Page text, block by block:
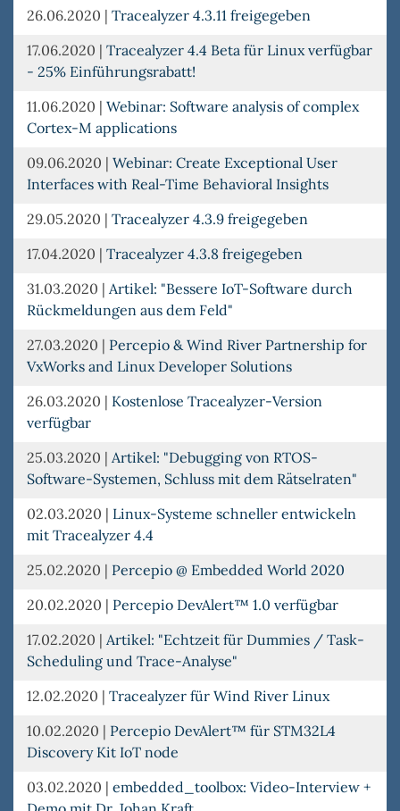
26.06.2020 | Tracealyzer 4.3.11 freigegeben
17.06.2020 | Tracealyzer 4.4 Beta für Linux verfügbar
- 25% Einführungsrabatt!
11.06.2020 | Webinar: Software analysis of complex
Cortex-M applications
09.06.2020 | Webinar: Create Exceptional User
Interfaces with Real-Time Behavioral Insights
29.05.2020 | Tracealyzer 4.3.9 freigegeben
17.04.2020 | Tracealyzer 4.3.8 freigegeben
31.03.2020 | Artikel: "Bessere IoT-Software durch
Rückmeldungen aus dem Feld"
27.03.2020 | Percepio & Wind River Partnership for
VxWorks and Linux Developer Solutions
26.03.2020 | Kostenlose Tracealyzer-Version
verfügbar
25.03.2020 | Artikel: "Debugging von RTOS-
Software-Systemen, Schluss mit dem Rätselraten"
02.03.2020 | Linux-Systeme schneller entwickeln
mit Tracealyzer 4.4
25.02.2020 | Percepio @ Embedded World 2020
20.02.2020 | Percepio DevAlert™ 1.0 verfügbar
17.02.2020 | Artikel: "Echtzeit für Dummies / Task-
Scheduling und Trace-Analyse"
12.02.2020 | Tracealyzer für Wind River Linux
10.02.2020 | Percepio DevAlert™ für STM32L4
Discovery Kit IoT node
03.02.2020 | embedded_toolbox: Video-Interview +